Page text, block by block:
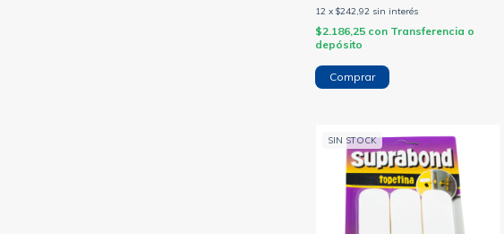
12 x$242,92 sin interés
$2.186,25 con Transferencia o
depósito
SIN STOCK